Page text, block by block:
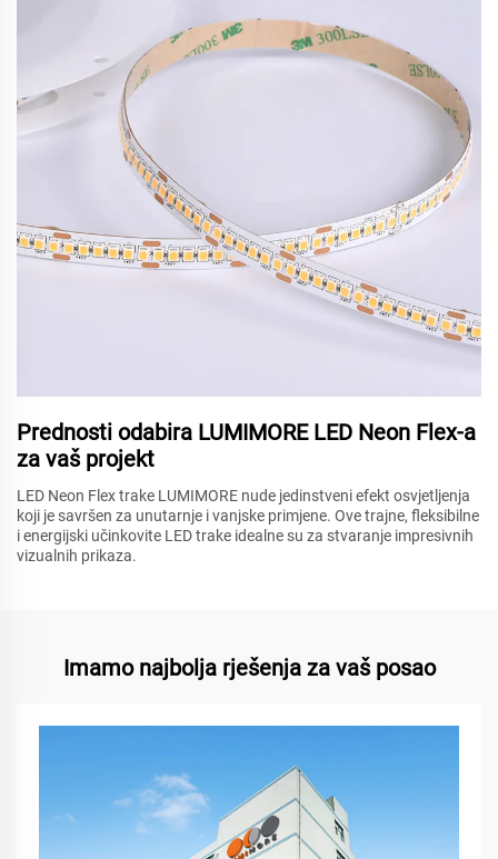
Prednosti odabira LUMIMORE LED Neon Flex-a
za vaš projekt
LED Neon Flex trake LUMIMORE nude jedinstveni efekt osvjetljenja
koji je savršen za unutarnje i vanjske primjene. Ove trajne, fleksibilne
i energijski učinkovite LED trake idealne su za stvaranje impresivnih
vizualnih prikaza.
Imamo najbolja rješenja za vaš posao